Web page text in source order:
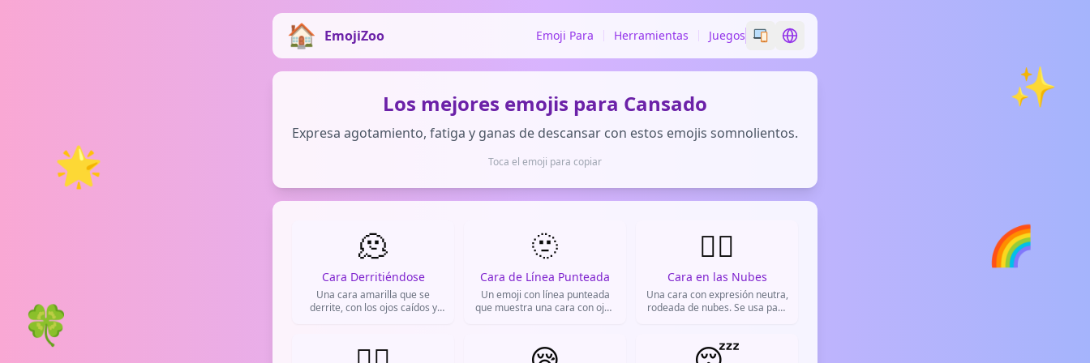
EmojiZoo Emoji Para Herramientas Juegos Switch emoji style
Switch language
🌟
🍀
🌈
✨
Los mejores emojis para Cansado
Expresa agotamiento, fatiga y ganas de descansar con estos emojis somnolientos.
Toca el emoji para copiar
🫠
Cara Derritiéndose
Una cara amarilla que se
derrite, con los ojos caídos y
ajena, timidez, incomodidad o
🫥
Cara de Línea Punteada
Un emoji con línea punteada
que muestra una cara con ojos
presente, desapareció o está
ausente de la conversación,
😶‍🌫️
Cara en las Nubes
Una cara con expresión neutra,
rodeada de nubes. Se usa para
Muy popular en WhatsApp y
TikTok para expresar que no